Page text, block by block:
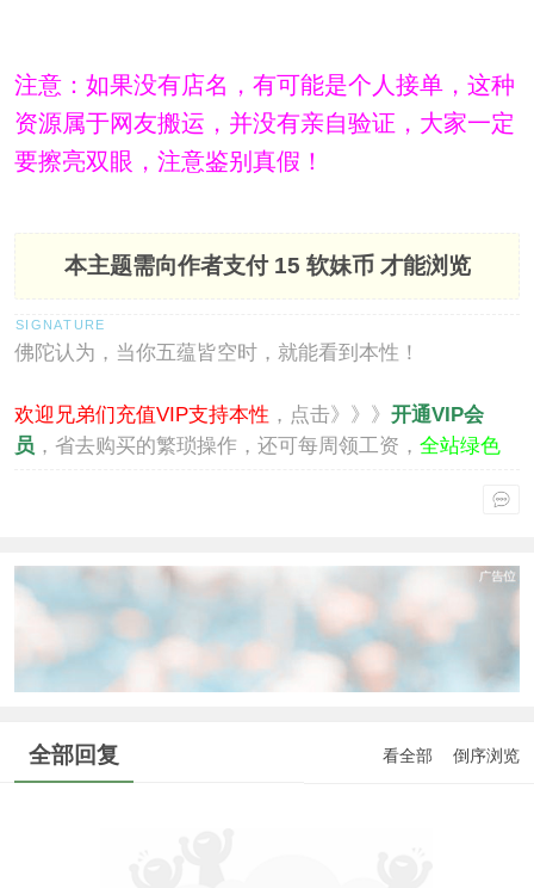
注意：如果没有店名，有可能是个人接单，这种
资源属于网友搬运，并没有亲自验证，大家一定
要擦亮双眼，注意鉴别真假！
本主题需向作者支付 15 软妹币 才能浏览
佛陀认为，当你五蕴皆空时，就能看到本性！
欢迎兄弟们充值VIP支持本性 ，点击》》》 开通VIP会
员 ，省去购买的繁琐操作，还可每周领工资， 全站绿色
全部回复 看全部 倒序浏览